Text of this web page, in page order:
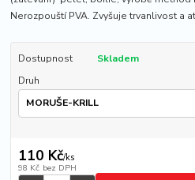
Nerozpouští PVA. Zvyšuje trvanlivost a
Dostupnost
Skladem
Druh
110 Kč/ks
98 Kč bez DPH